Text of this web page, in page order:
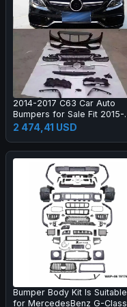
2014-2017 C63 Car Auto
Bumpers for Sale Fit 2015-
2017 New C Class W205
C200l C260l
2 474,41 USD
Bumper Body Kit Is Suitable
for MercedesBenz G-Class